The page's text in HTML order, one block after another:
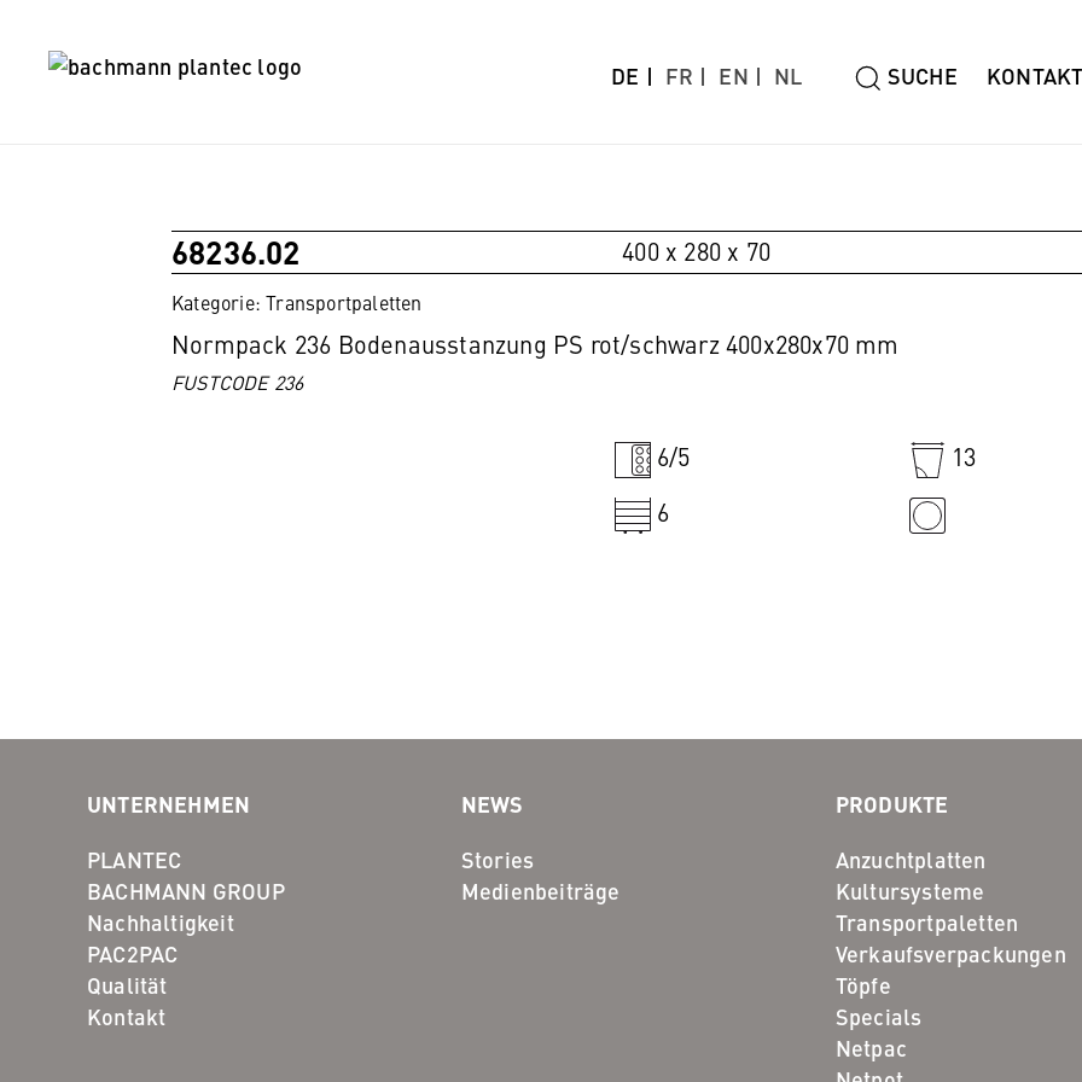
DE FR EN NL SUCHE KONTAKT
68236.02 400 x 280 x 70
Kategorie: Transportpaletten
Normpack 236 Bodenausstanzung PS rot/schwarz 400x280x70 mm
FUSTCODE 236
6/5 13
6
UNTERNEHMEN
PLANTEC
BACHMANN GROUP
Nachhaltigkeit
PAC2PAC
Qualität
Kontakt
NEWS
Stories
Medienbeiträge
PRODUKTE
Anzuchtplatten
Kultursysteme
Transportpaletten
Verkaufsverpackungen
Töpfe
Specials
Netpac